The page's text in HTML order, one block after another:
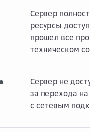
Сервер
ресурсы
прошел все
техническом
Сервер не
за перехода
с сетевым